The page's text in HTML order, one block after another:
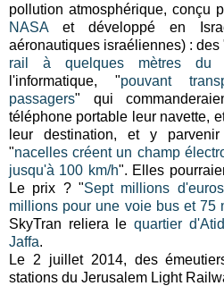
pollution atmosphérique, conçu
NASA et développé en
aéronautiques israéliennes) : des
rail à quelques mètres du
l'informatique, "pouvant
passagers" qui
téléphone portable leur navette,
leur destination, et y
"nacelles créent un champ
jusqu'à 100 km/h". Elles
Le prix ? "Sept millions
millions pour une voie bus et 75
SkyTran reliera lequartier
Jaffa.
Le 2 juillet 2014, des
stations du Jerusalem Light